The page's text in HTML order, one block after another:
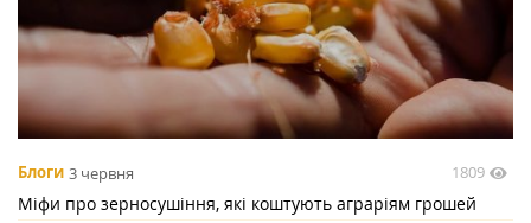
Блоги 3 червня 1809
Міфи про зерносушіння, які коштують аграріям грошей